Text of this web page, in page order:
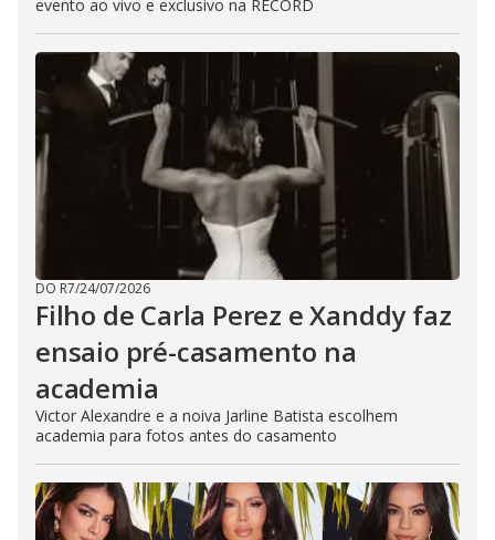
evento ao vivo e exclusivo na RECORD
DO R7/24/07/2026
Filho de Carla Perez e Xanddy faz
ensaio pré-casamento na
academia
Victor Alexandre e a noiva Jarline Batista escolhem
academia para fotos antes do casamento